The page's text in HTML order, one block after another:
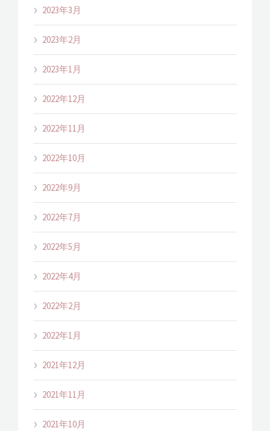
2023年3月
2023年2月
2023年1月
2022年12月
2022年11月
2022年10月
2022年9月
2022年7月
2022年5月
2022年4月
2022年2月
2022年1月
2021年12月
2021年11月
2021年10月